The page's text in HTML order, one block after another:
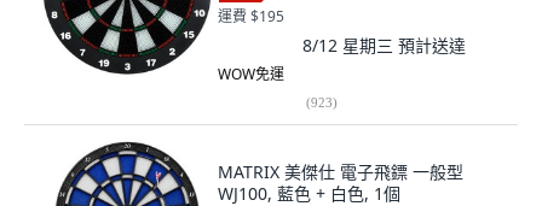
運費 $195
8/12 星期三 預計送達
WOW免運
(923)
MATRIX 美傑仕 電子飛鏢 一般型
WJ100, 藍色 + 白色, 1個